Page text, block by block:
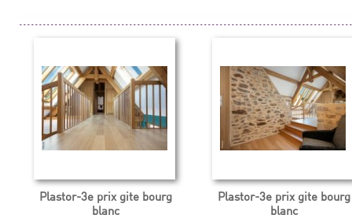
Plastor-3e prix gite bourg
blanc
Plastor-3e prix gite bourg
blanc